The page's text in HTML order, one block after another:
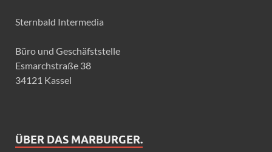
Sternbald Intermedia
Büro und Geschäfststelle
Esmarchstraße 38
34121 Kassel
ÜBER DAS MARBURGER.